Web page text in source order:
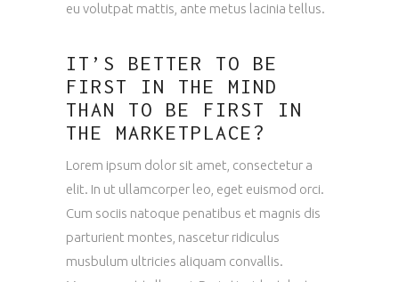
eu volutpat mattis, ante metus lacinia tellus.
IT’S BETTER TO BE
FIRST IN THE MIND
THAN TO BE FIRST IN
THE MARKETPLACE?
Lorem ipsum dolor sit amet, consectetur a
elit. In ut ullamcorper leo, eget euismod orci.
Cum sociis natoque penatibus et magnis dis
parturient montes, nascetur ridiculus
musbulum ultricies aliquam convallis.